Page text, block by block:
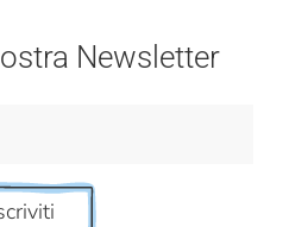
Newsletter